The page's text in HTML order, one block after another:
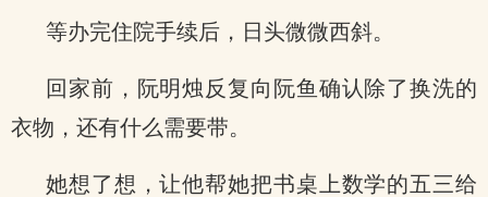
等办完住院手续后，日头微微西斜。
回家前，阮明烛反复向阮鱼确认除了换洗的
衣物，还有什么需要带。
她想了想，让他帮她把书桌上数学的五三给